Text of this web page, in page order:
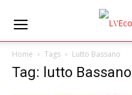
Home Tags Lutto Bassano
Tag: lutto Bassano